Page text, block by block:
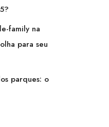
family na
para seu
parques: o